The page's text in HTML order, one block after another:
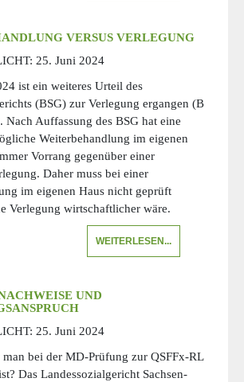
VERSUS VERLEGUNG
25. Juni 2024
ist ein weiteres Urteil des
(BSG) zur Verlegung ergangen (B
Nach Auffassung des BSG hat eine
Weiterbehandlung im eigenen
Vorrang gegenüber einer
Daher muss bei einer
im eigenen Haus nicht geprüft
Verlegung wirtschaftlicher wäre.
WEITERLESEN...
UND
25. Juni 2024
man bei der MD-Prüfung zur QSFFx-RL
Das Landessozialgericht Sachsen-